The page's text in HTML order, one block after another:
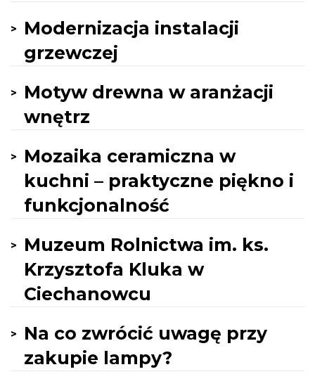
Modernizacja instalacji
grzewczej
Motyw drewna w aranżacji
wnętrz
Mozaika ceramiczna w
kuchni – praktyczne piękno i
funkcjonalność
Muzeum Rolnictwa im. ks.
Krzysztofa Kluka w
Ciechanowcu
Na co zwrócić uwagę przy
zakupie lampy?